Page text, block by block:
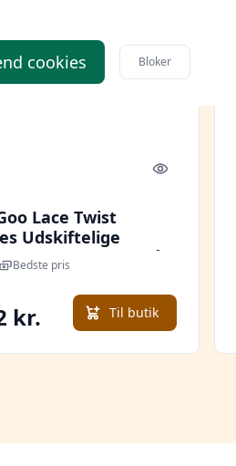
Quick look
Lace Twist
Udskiftelige
Rustfrit stål
29-31-35 cm 2-3,25
Bedste pris
kr. Til butik
cookies Bloker